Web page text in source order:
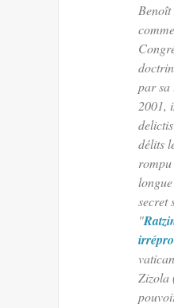
par sa
2001,
délits
secret
"
Zizola